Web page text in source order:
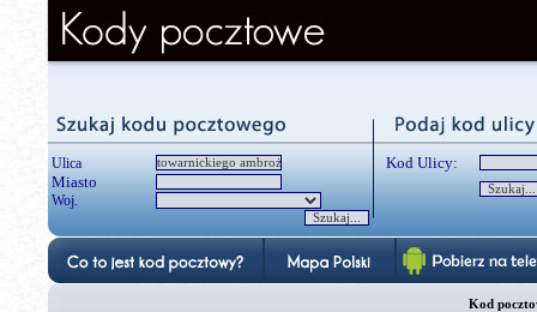
Ulica
Miasto
Woj.
Kod Ulicy:
Kod